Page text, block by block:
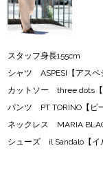
スタッフ身長155cm
シャツ ASPESI【アス
カットソー three dots
パンツ PT TORINO【ピ
ネックレス MARIA
シューズ il Sandalo【